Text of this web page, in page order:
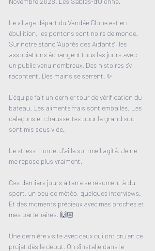
Le village départ du Vendée Globe est en
ébullition, les pontons sont noirs de monde.
Sur notre stand "Auprès des Aidants", les
associations échangent tous les jours avec
un public venu nombreux. Des histoires s'y
racontent. Des mains se serrent. ✨
L'équipe fait un dernier tour de vérification du
bateau. Les aliments frais sont emballés. Les
caleçons et chaussettes pour le grand sud
sont mis sous vide.
Le stress monte. J'ai le sommeil agité. Je ne
me repose plus vraiment.
Ces derniers jours à terre se résument à du
sport, un peu de météo, quelques interviews.
Et des moments précieux avec mes proches et
mes partenaires. 🙌🏼
Une dernière visite avec ceux qui ont cru en ce
projet dès le début. On s'installe dans le